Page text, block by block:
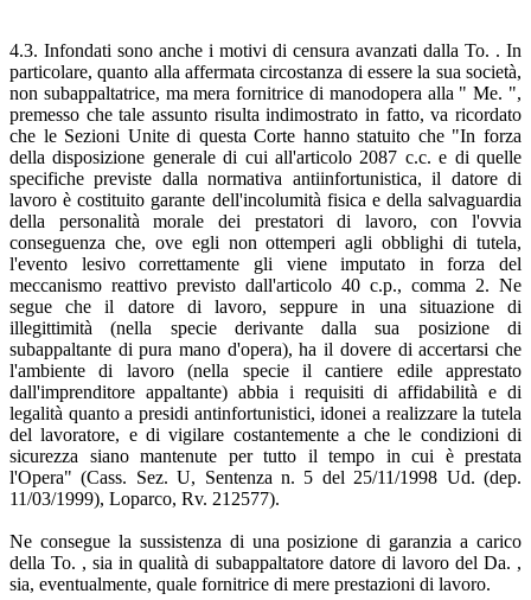
4.3. Infondati sono anche i motivi di censura avanzati dalla To. . In
particolare, quanto alla affermata circostanza di essere la sua società,
non subappaltatrice, ma mera fornitrice di manodopera alla " Me. ",
premesso che tale assunto risulta indimostrato in fatto, va ricordato
che le Sezioni Unite di questa Corte hanno statuito che "In forza
della disposizione generale di cui all'articolo 2087 c.c. e di quelle
specifiche previste dalla normativa antiinfortunistica, il datore di
lavoro è costituito garante dell'incolumità fisica e della salvaguardia
della personalità morale dei prestatori di lavoro, con l'ovvia
conseguenza che, ove egli non ottemperi agli obblighi di tutela,
l'evento lesivo correttamente gli viene imputato in forza del
meccanismo reattivo previsto dall'articolo 40 c.p., comma 2. Ne
segue che il datore di lavoro, seppure in una situazione di
illegittimità (nella specie derivante dalla sua posizione di
subappaltante di pura mano d'opera), ha il dovere di accertarsi che
l'ambiente di lavoro (nella specie il cantiere edile apprestato
dall'imprenditore appaltante) abbia i requisiti di affidabilità e di
legalità quanto a presidi antinfortunistici, idonei a realizzare la tutela
del lavoratore, e di vigilare costantemente a che le condizioni di
sicurezza siano mantenute per tutto il tempo in cui è prestata
l'Opera" (Cass. Sez. U, Sentenza n. 5 del 25/11/1998 Ud. (dep.
11/03/1999), Loparco, Rv. 212577).
Ne consegue la sussistenza di una posizione di garanzia a carico
della To. , sia in qualità di subappaltatore datore di lavoro del Da. ,
sia, eventualmente, quale fornitrice di mere prestazioni di lavoro.